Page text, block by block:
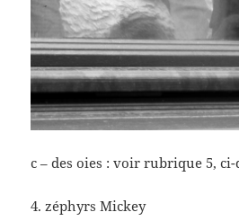
c – des oies : voir rubrique 5, ci-
4. zéphyrs Mickey